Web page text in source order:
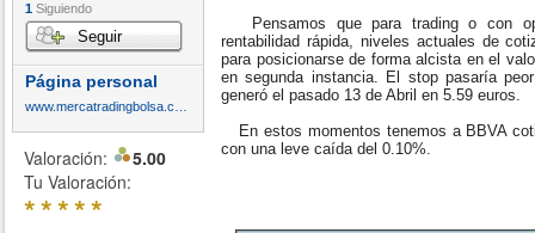
1 Siguiendo
Seguir
Página personal
Valoración:
5.00
Tu Valoración:
*****
Pensamos que para trading o con
rentabilidad rápida, niveles actuales de
para posicionarse de forma alcista en el
en segunda instancia. El stop pasaría
generó el pasado 13 de Abril en 5.59 euros.
En estos momentos tenemos a BBVA
con una leve caída del 0.10%.